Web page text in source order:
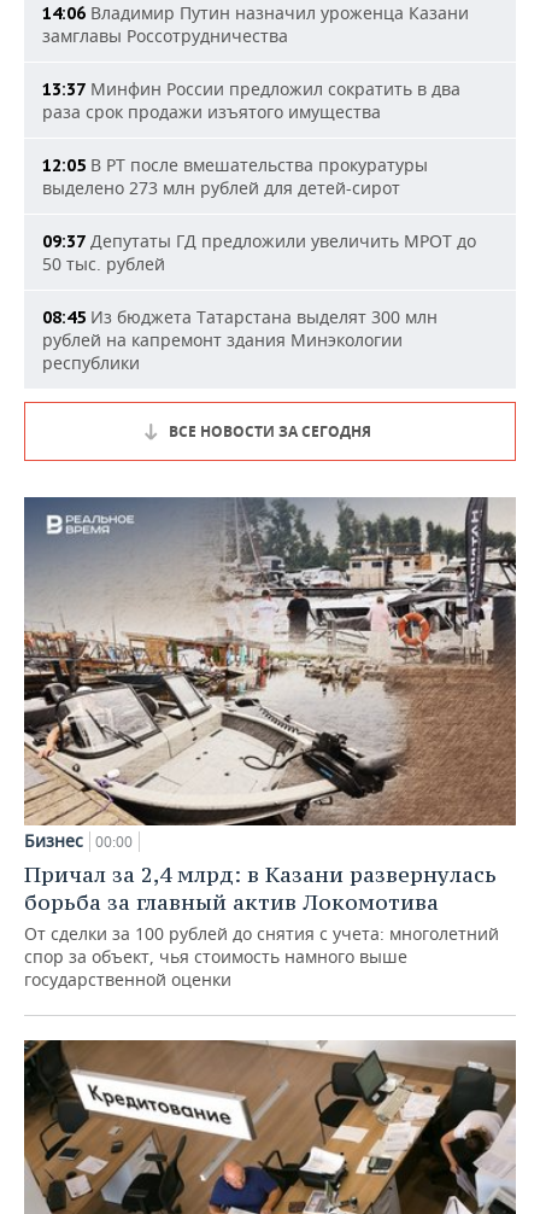
14:06 Владимир Путин назначил уроженца Казани
замглавы Россотрудничества
13:37 Минфин России предложил сократить в два
раза срок продажи изъятого имущества
12:05 В РТ после вмешательства прокуратуры
выделено 273 млн рублей для детей-сирот
09:37 Депутаты ГД предложили увеличить МРОТ до
50 тыс. рублей
08:45 Из бюджета Татарстана выделят 300 млн
рублей на капремонт здания Минэкологии
республики
ВСЕ НОВОСТИ ЗА СЕГОДНЯ
Бизнес 00:00
Причал за 2,4 млрд: в Казани развернулась
борьба за главный актив Локомотива
От сделки за 100 рублей до снятия с учета: многолетний
спор за объект, чья стоимость намного выше
государственной оценки